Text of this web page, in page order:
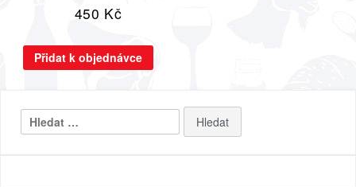
450 Kč
Přidat k objednávce
Vyhledávání